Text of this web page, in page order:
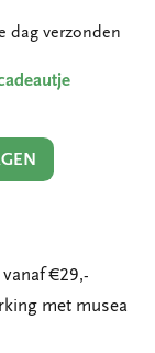
dag verzonden
€29,-
met musea